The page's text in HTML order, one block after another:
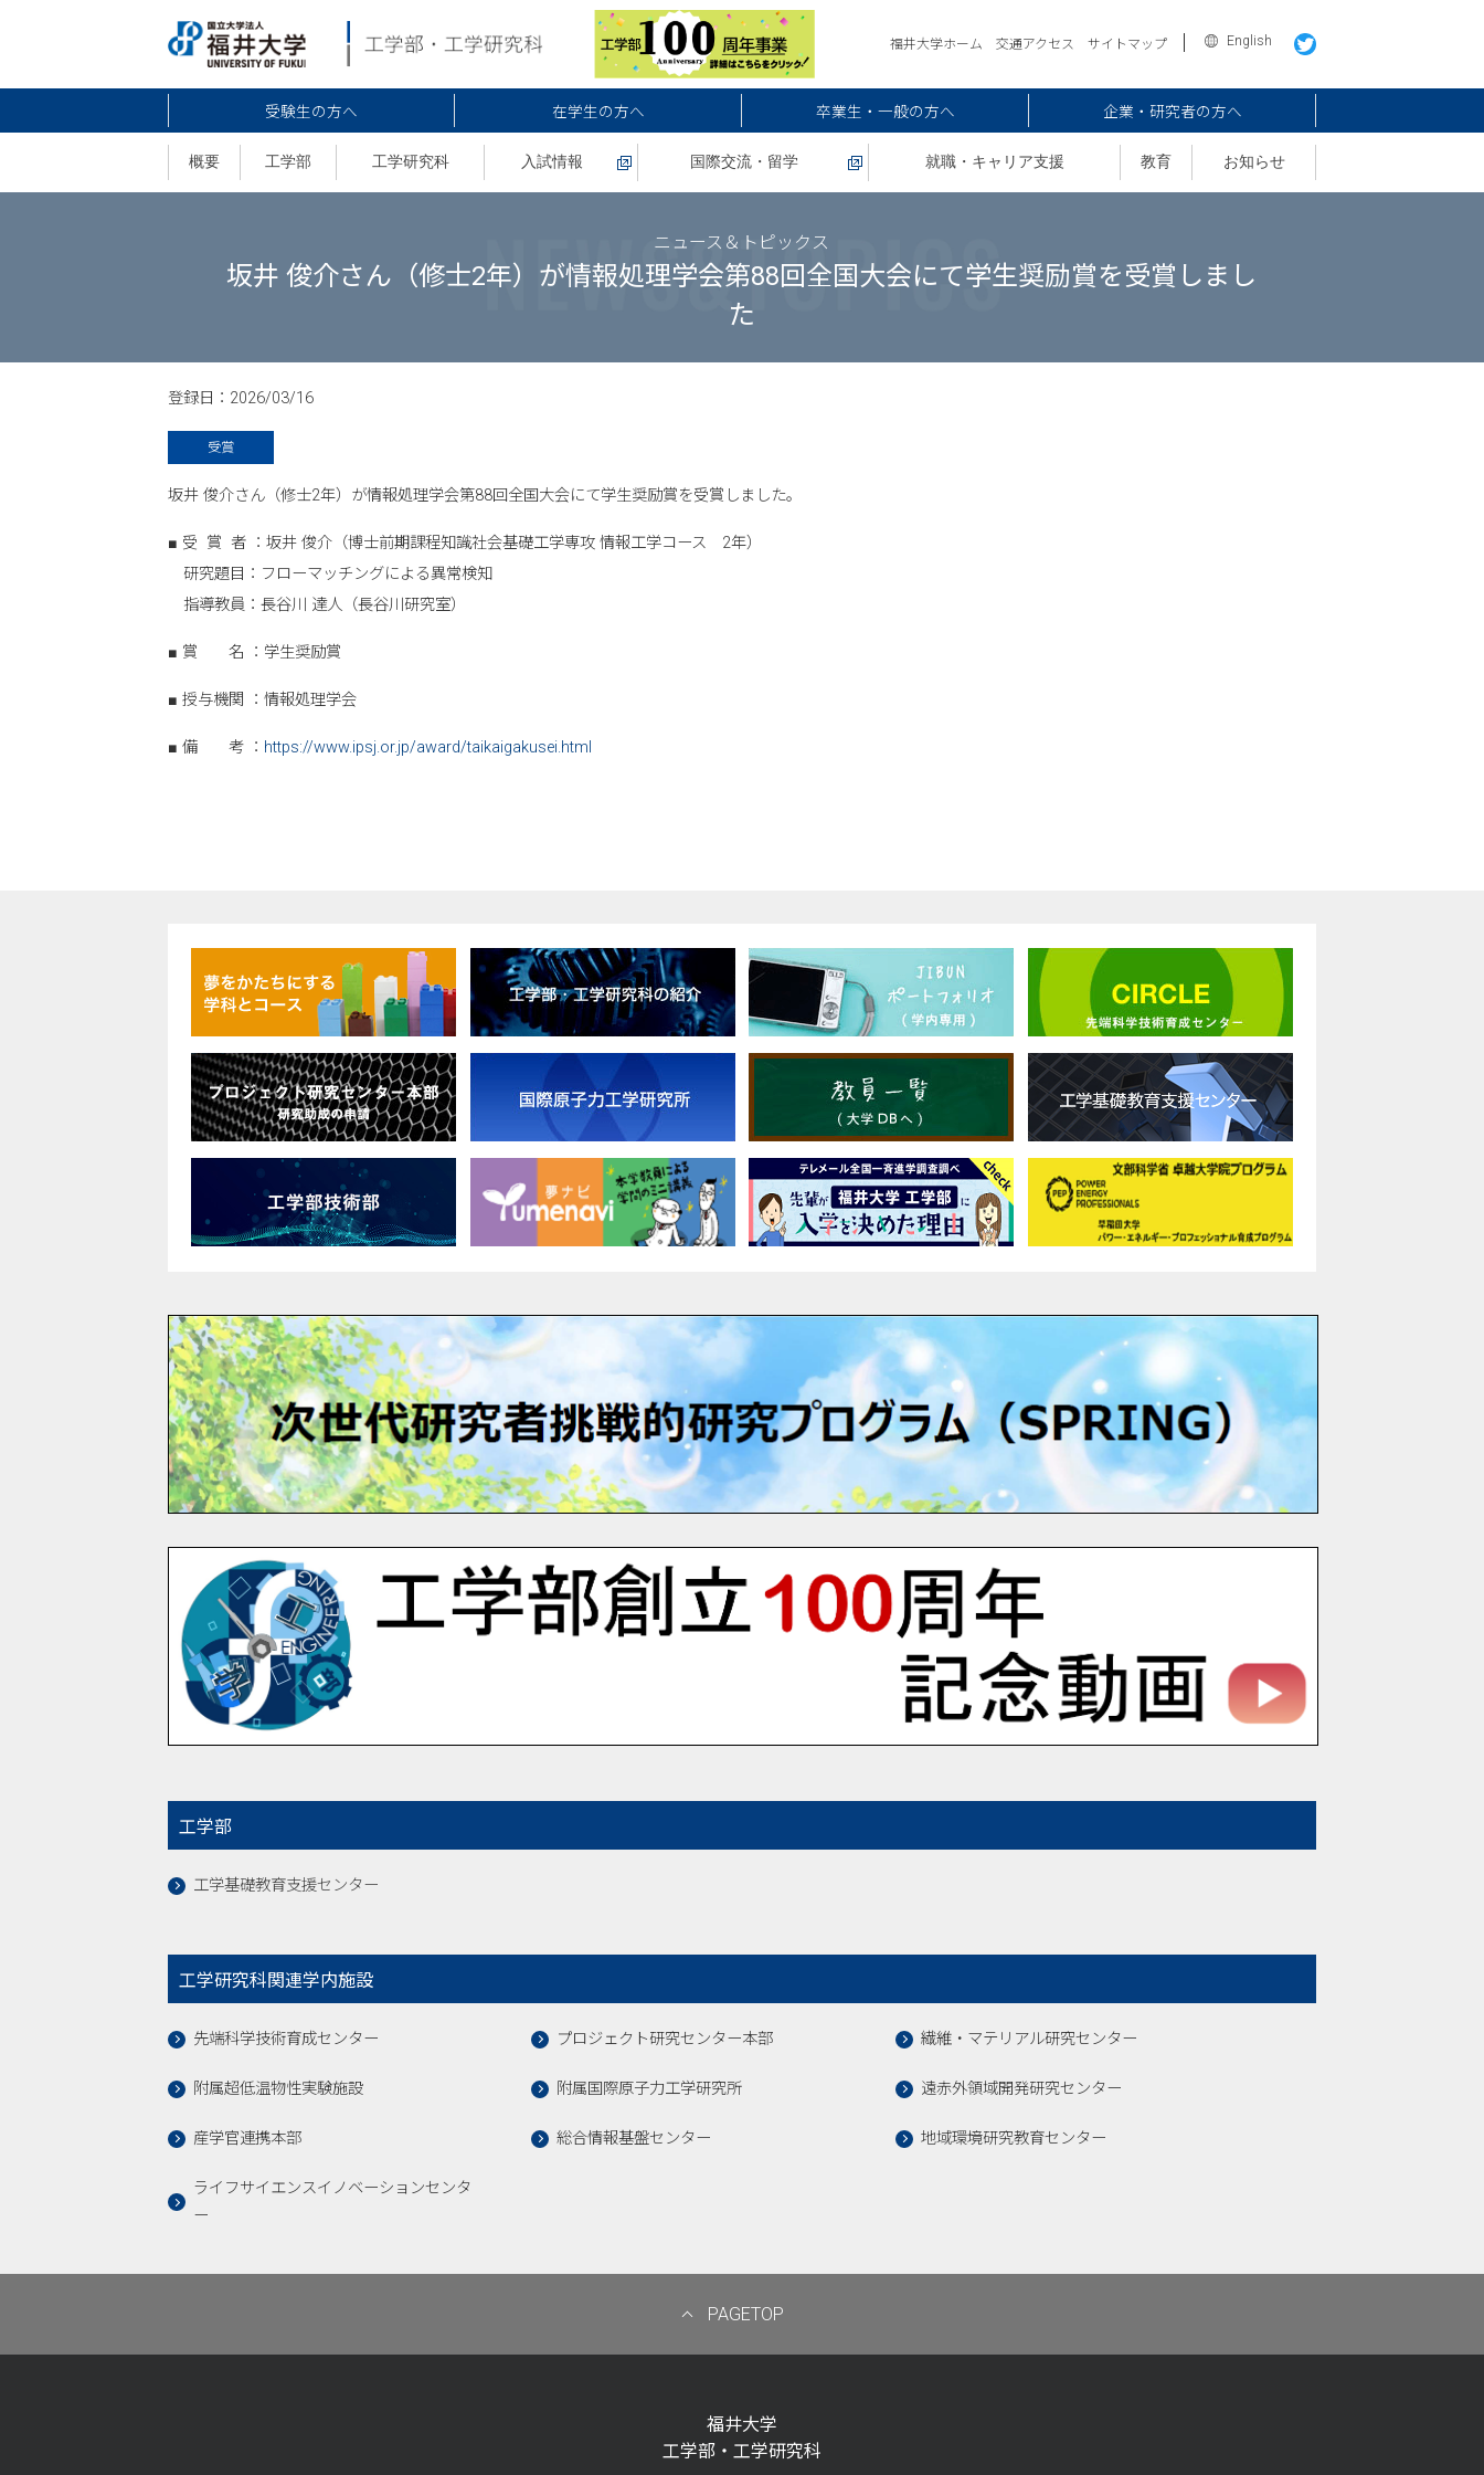
福井大学ホーム 交通アクセス サイトマップ English
受験生の方へ 在学生の方へ 卒業生・一般の方へ 企業・研究者の方へ
概要 工学部 工学研究科 入試情報 国際交流・留学 就職・キャリア支援 教育 お知らせ
ニュース＆トピックス
坂井 俊介さん（修士2年）が情報処理学会第88回全国大会にて学生奨励賞を受賞しまし
た
登録日： 2026/03/16
受賞
坂井 俊介さん（修士2年）が情報処理学会第88回全国大会にて学生奨励賞を受賞しました。
■ 受 賞 者 ：坂井 俊介（博士前期課程知識社会基礎工学専攻 情報工学コース 2年）
研究題目：フローマッチングによる異常検知
指導教員：長谷川 達人（長谷川研究室）
■ 賞 名 ：学生奨励賞
■ 授与機関 ：情報処理学会
■ 備 考 ： https://www.ipsj.or.jp/award/taikaigakusei.html
工学部
工学基礎教育支援センター
工学研究科関連学内施設
先端科学技術育成センター プロジェクト研究センター本部 繊維・マテリアル研究センター
附属超低温物性実験施設 附属国際原子力工学研究所 遠赤外領域開発研究センター
産学官連携本部 総合情報基盤センター 地域環境研究教育センター
ライフサイエンスイノベーションセンタ
ー
PAGETOP
福井大学
工学部・工学研究科